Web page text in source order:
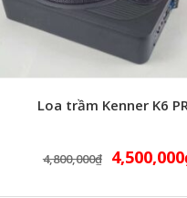
Loa trầm Kenner K6
4,800,000₫ 4,500,000